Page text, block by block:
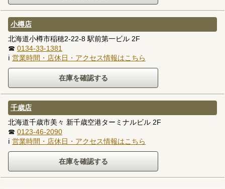
小樽店
北海道小樽市稲穂2-22-8 駅前第一ビル 2F
☎ 0134-33-1381
ℹ 営業時間・店休日・アクセス情報はこちら
千歳店
北海道千歳市美々 新千歳空港ターミナルビル 2F
☎ 0123-46-2090
ℹ 営業時間・店休日・アクセス情報はこちら